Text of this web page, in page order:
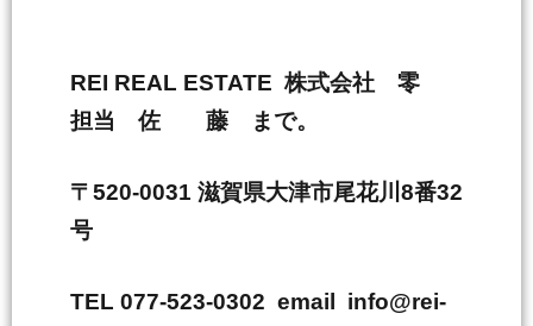
REI REAL ESTATE 株式会社 零
担当 佐 藤 まで。
〒520-0031 滋賀県大津市尾花川8番32
号
TEL 077-523-0302 email info@rei-